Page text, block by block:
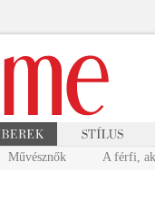
Művésznők A férfi,